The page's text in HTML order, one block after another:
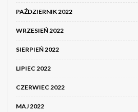
PAŹDZIERNIK 2022
WRZESIEŃ 2022
SIERPIEŃ 2022
LIPIEC 2022
CZERWIEC 2022
MAJ 2022